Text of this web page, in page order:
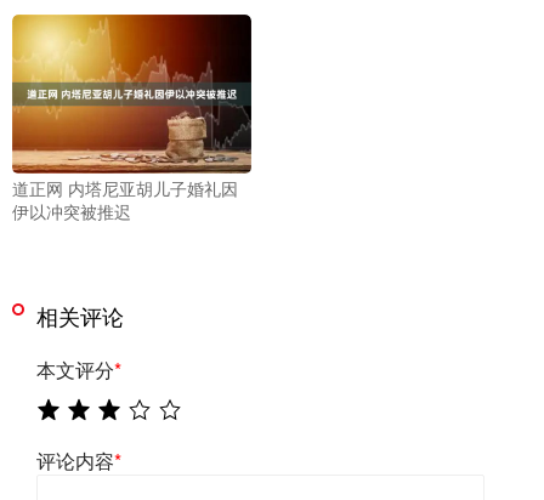
道正网 内塔尼亚胡儿子婚礼因
伊以冲突被推迟
相关评论
本文评分*
评论内容*